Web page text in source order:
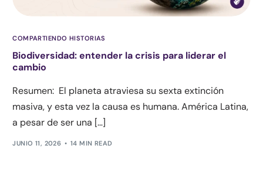
COMPARTIENDO HISTORIAS
Biodiversidad: entender la crisis para liderar el
cambio
Resumen: El planeta atraviesa su sexta extinción
masiva, y esta vez la causa es humana. América Latina,
a pesar de ser una […]
JUNIO 11, 2026 14 MIN READ